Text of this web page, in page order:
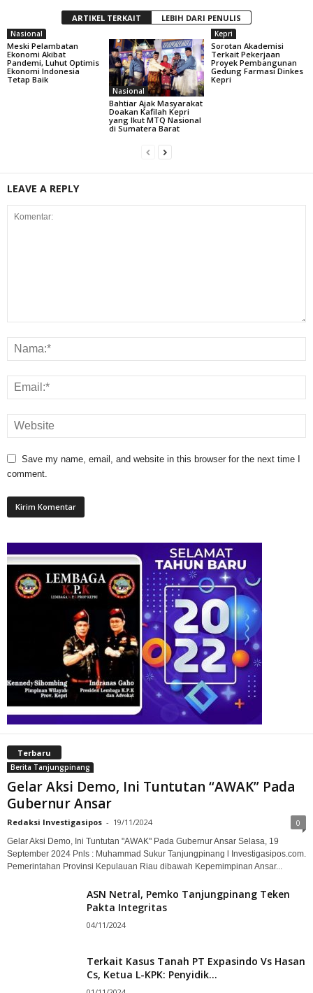
ARTIKEL TERKAIT LEBIH DARI PENULIS
Nasional
Meski Pelambatan
Ekonomi Akibat
Pandemi, Luhut Optimis
Ekonomi Indonesia
Tetap Baik
Nasional
Bahtiar Ajak Masyarakat
Doakan Kafilah Kepri
yang Ikut MTQ Nasional
di Sumatera Barat
Kepri
Sorotan Akademisi
Terkait Pekerjaan
Proyek Pembangunan
Gedung Farmasi Dinkes
Kepri
LEAVE A REPLY
Save my name, email, and website in this browser for the next time I
comment.
Terbaru
Berita Tanjungpinang
Gelar Aksi Demo, Ini Tuntutan “AWAK” Pada
Gubernur Ansar
Redaksi Investigasipos - 19/11/2024 0
Gelar Aksi Demo, Ini Tuntutan "AWAK" Pada Gubernur Ansar Selasa, 19
September 2024 Pnls : Muhammad Sukur Tanjungpinang l Investigasipos.com.
Pemerintahan Provinsi Kepulauan Riau dibawah Kepemimpinan Ansar...
ASN Netral, Pemko Tanjungpinang Teken
Pakta Integritas
04/11/2024
Terkait Kasus Tanah PT Expasindo Vs Hasan
Cs, Ketua L-KPK: Penyidik...